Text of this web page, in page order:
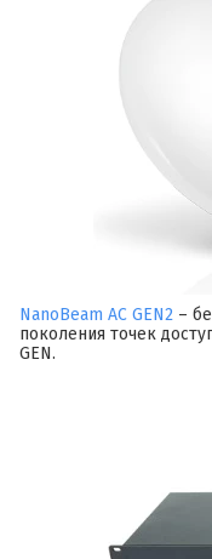
NanoBeam AC GEN2 –
поколения точек
GEN.